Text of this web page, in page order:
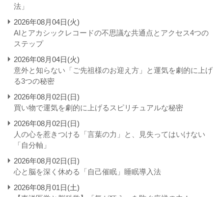
法」
2026年08月04日(火)
AIとアカシックレコードの不思議な共通点とアクセス4つの
ステップ
2026年08月04日(火)
意外と知らない「ご先祖様のお迎え方」と運気を劇的に上げ
る3つの秘密
2026年08月02日(日)
買い物で運気を劇的に上げるスピリチュアルな秘密
2026年08月02日(日)
人の心を惹きつける「言葉の力」と、見失ってはいけない
「自分軸」
2026年08月02日(日)
心と脳を深く休める「自己催眠」睡眠導入法
2026年08月01日(土)